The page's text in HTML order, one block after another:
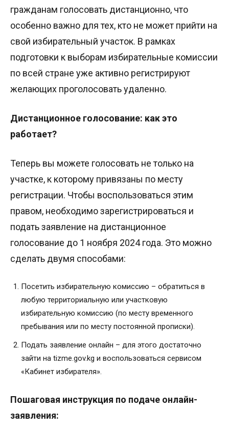
гражданам голосовать дистанционно, что
особенно важно для тех, кто не может прийти на
свой избирательный участок. В рамках
подготовки к выборам избирательные комиссии
по всей стране уже активно регистрируют
желающих проголосовать удаленно.
Дистанционное голосование: как это
работает?
Теперь вы можете голосовать не только на
участке, к которому привязаны по месту
регистрации. Чтобы воспользоваться этим
правом, необходимо зарегистрироваться и
подать заявление на дистанционное
голосование до 1 ноября 2024 года. Это можно
сделать двумя способами:
Посетить избирательную комиссию – обратиться в
любую территориальную или участковую
избирательную комиссию (по месту временного
пребывания или по месту постоянной прописки).
Подать заявление онлайн – для этого достаточно
зайти на tizme.gov.kg и воспользоваться сервисом
«Кабинет избирателя».
Пошаговая инструкция по подаче онлайн-
заявления: